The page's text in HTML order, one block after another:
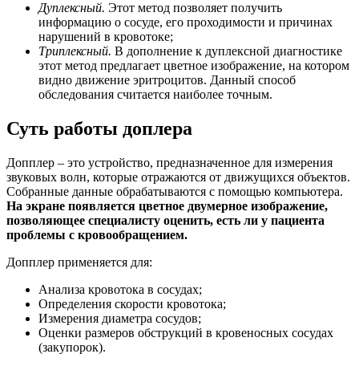
Дуплексный. Этот метод позволяет получить
информацию о сосуде, его проходимости и причинах
нарушений в кровотоке;
Триплексный. В дополнение к дуплексной диагностике
этот метод предлагает цветное изображение, на котором
видно движение эритроцитов. Данный способ
обследования считается наиболее точным.
Суть работы доплера
Допплер – это устройство, предназначенное для измерения
звуковых волн, которые отражаются от движущихся объектов.
Собранные данные обрабатываются с помощью компьютера.
На экране появляется цветное двумерное изображение,
позволяющее специалисту оценить, есть ли у пациента
проблемы с кровообращением.
Допплер применяется для:
Анализа кровотока в сосудах;
Определения скорости кровотока;
Измерения диаметра сосудов;
Оценки размеров обструкций в кровеносных сосудах
(закупорок).